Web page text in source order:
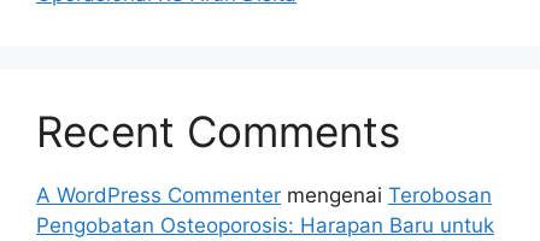
Recent Comments
A WordPress Commenter mengenai Terobosan
Pengobatan Osteoporosis: Harapan Baru untuk